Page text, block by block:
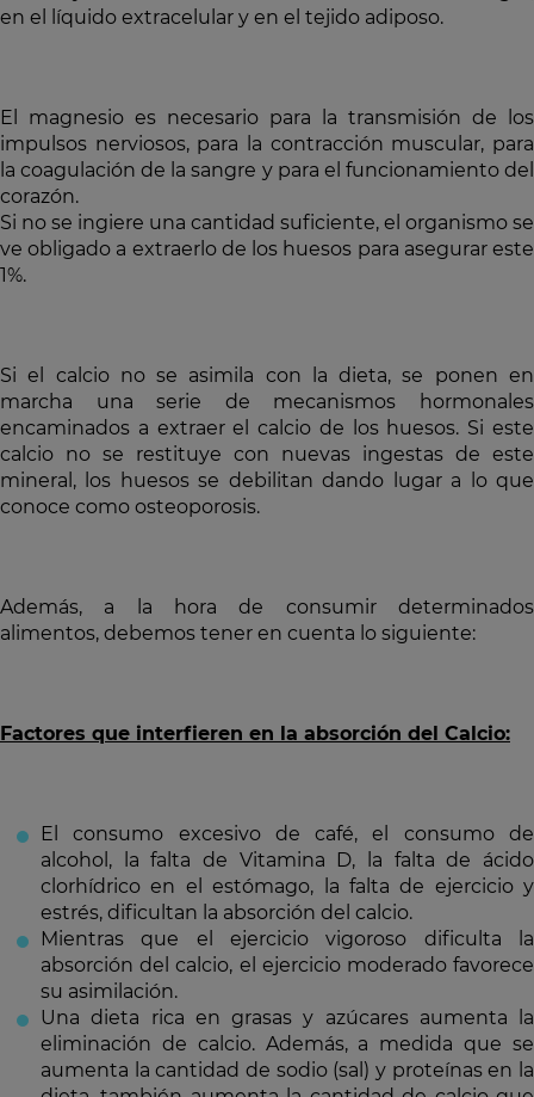
en el líquido extracelular y en el tejido adiposo.
El magnesio es necesario para la transmisión de los
impulsos nerviosos, para la contracción muscular, para
la coagulación de la sangre y para el funcionamiento del
corazón.
Si no se ingiere una cantidad suficiente, el organismo se
ve obligado a extraerlo de los huesos para asegurar este
1%.
Si el calcio no se asimila con la dieta, se ponen en
marcha una serie de mecanismos hormonales
encaminados a extraer el calcio de los huesos. Si este
calcio no se restituye con nuevas ingestas de este
mineral, los huesos se debilitan dando lugar a lo que
conoce como osteoporosis.
Además, a la hora de consumir determinados
alimentos, debemos tener en cuenta lo siguiente:
Factores que interfieren en la absorción del Calcio:
El consumo excesivo de café, el consumo de
alcohol, la falta de Vitamina D, la falta de ácido
clorhídrico en el estómago, la falta de ejercicio y
estrés, dificultan la absorción del calcio.
Mientras que el ejercicio vigoroso dificulta la
absorción del calcio, el ejercicio moderado favorece
su asimilación.
Una dieta rica en grasas y azúcares aumenta la
eliminación de calcio. Además, a medida que se
aumenta la cantidad de sodio (sal) y proteínas en la